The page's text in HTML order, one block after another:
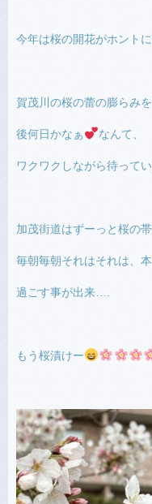
今年は桜の開花がホント
賀茂川の桜の蕾の膨らみ
後何日かなぁ なんて、
ワクワクしながら待って
加茂街道はずーっと桜の帯
毎朝毎朝それはそれは、
過ごす事が出来….
もう桜漬けー